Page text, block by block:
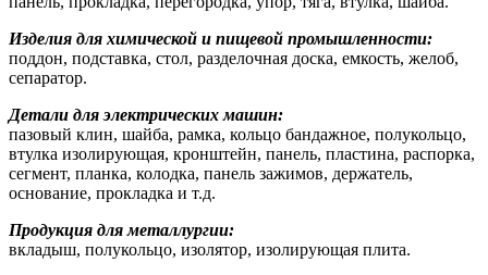
Изделия для химической и пищевой промышленности:
поддон, подставка, стол, разделочная доска, емкость, желоб,
сепаратор.
Детали для электрических машин:
пазовый клин, шайба, рамка, кольцо бандажное, полукольцо,
втулка изолирующая, кронштейн, панель, пластина, распорка,
сегмент, планка, колодка, панель зажимов, держатель,
основание, прокладка и т.д.
Продукция для металлургии:
вкладыш, полукольцо, изолятор, изолирующая плита.